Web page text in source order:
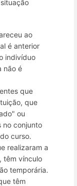
ao
é anterior
indivíduo
não é
que
que
ou
no conjunto
curso.
realizaram a
têm vínculo
temporária.
têm